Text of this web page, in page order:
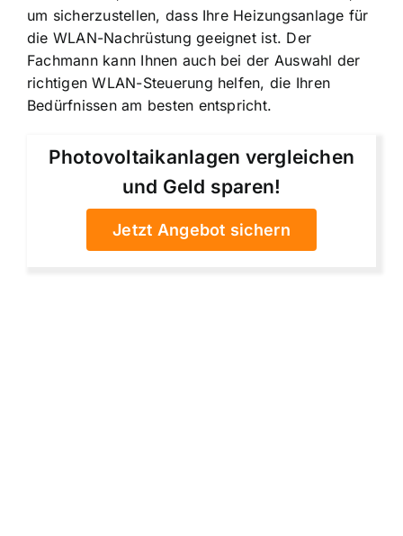
um sicherzustellen, dass Ihre Heizungsanlage für
die WLAN-Nachrüstung geeignet ist. Der
Fachmann kann Ihnen auch bei der Auswahl der
richtigen WLAN-Steuerung helfen, die Ihren
Bedürfnissen am besten entspricht.
Photovoltaikanlagen vergleichen
und Geld sparen!
Jetzt Angebot sichern